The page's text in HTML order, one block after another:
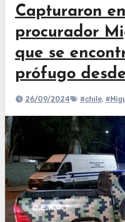
Capturaron
procurador
que se
prófugo
26/09/2024 #chile,